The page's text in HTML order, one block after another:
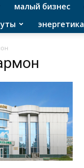
малый бизнес
энергетика